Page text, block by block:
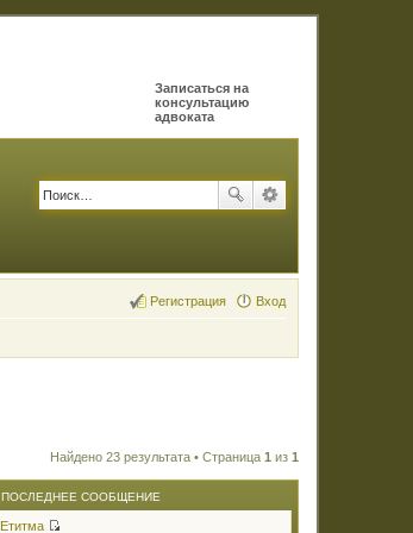
Записаться на
консультацию
адвоката
Вход
Регистрация
Найдено 23 результата • Страница 1 из 1
ПОСЛЕДНЕЕ СООБЩЕНИЕ
Етитма